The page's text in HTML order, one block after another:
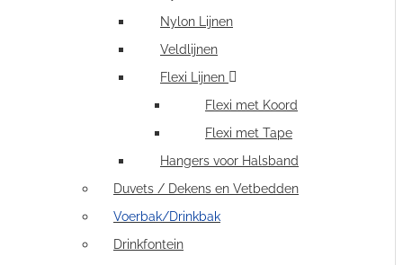
Nylon Lijnen
Veldlijnen
Flexi Lijnen
Flexi met Koord
Flexi met Tape
Hangers voor Halsband
Duvets / Dekens en Vetbedden
Voerbak/Drinkbak
Drinkfontein